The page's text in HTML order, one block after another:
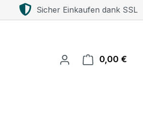
Sicher Einkaufen dank SSL
0,00 €